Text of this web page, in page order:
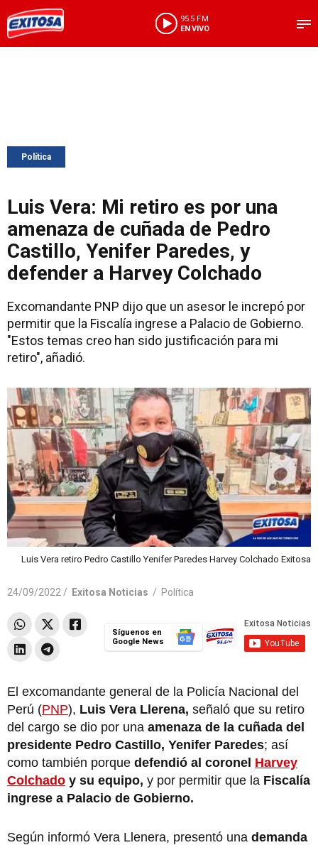
95.5 FM
EN VIVO
Política
Luis Vera: Mi retiro es por una
amenaza de cuñada de Pedro
Castillo, Yenifer Paredes, y
defender a Harvey Colchado
Excomandante PNP dijo que un asesor le increpó por
permitir que la Fiscalía ingrese a Palacio de Gobierno.
"Estos temas creo han sido justificación para mi
retiro", añadió.
Luis Vera retiro Pedro Castillo Yenifer Paredes Harvey Colchado Exitosa
24/09/2022 / Exitosa Noticias / Política
Síguenos en
Google News
El excomandante general de la Policía Nacional del
Perú (PNP), Luis Vera Llerena, señaló que su retiro
del cargo se dio por una amenaza de la cuñada del
presidente Pedro Castillo, Yenifer Paredes; así
como también porque defendió al coronel Harvey
Colchado y su equipo, y por permitir que la Fiscalía
ingrese a Palacio de Gobierno.
Según informó Vera Llenera, presentó una demanda